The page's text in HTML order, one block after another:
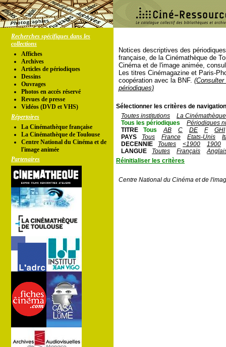
Recherches spécifiques dans les
collections
Affiches
Archives
Articles de périodiques
Dessins
Ouvrages
Photos en accés réservé
Revues de presse
Vidéos (DVD et VHS)
Répertoires
La Cinémathèque française
La Cinémathèque de Toulouse
Centre National du Cinéma et de
l'image animée
Partenaires
Notices descriptives des
française, de la Cinémathèque de
Cinéma et de l'image animée,
Les titres Cinémagazine et Paris-
coopération avec la BNF.
périodiques)
Sélectionner les critères de
Toutes institutions
La
Tous les périodiques
Périodiques
TITRE
Tous AB C DE F
GHI
PAYS
Tous France Etats-Unis
DECENNIE
Toutes <1900
1900
LANGUE
Toutes Français
Réinitialiser les critères
Centre National du Cinéma et de